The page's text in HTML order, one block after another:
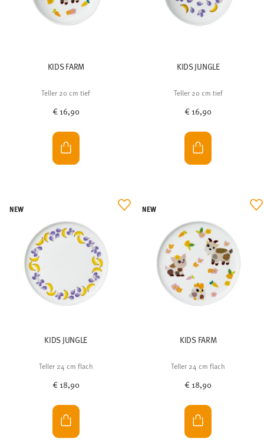
KIDS FARM
Teller 20 cm tief
€ 16,90
KIDS JUNGLE
Teller 20 cm tief
€ 16,90
KIDS JUNGLE
Teller 24 cm flach
€ 18,90
NEW
KIDS FARM
Teller 24 cm flach
€ 18,90
NEW